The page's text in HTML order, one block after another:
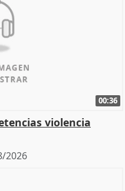
00:36
violencia
2026